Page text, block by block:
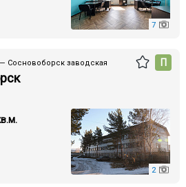
7
Сосновоборск заводская П
2